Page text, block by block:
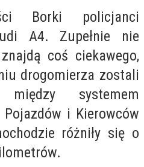
Borki policjanci
A4. Zupełnie nie
coś ciekawego,
drogomierza zostali
systemem
i Kierowców
różniły się o